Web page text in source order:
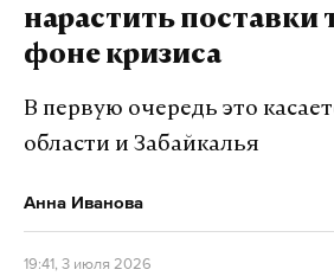
нарастить поставки
фоне кризиса
В первую очередь это
области и Забайкалья
Анна Иванова
19:41, 3 июля 2026